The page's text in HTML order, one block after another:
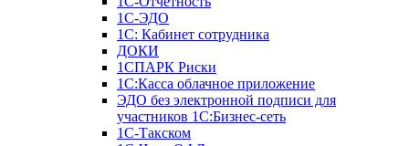
1С-ЭДО
1С: Кабинет сотрудника
ДОКИ
1СПАРК Риски
1С:Касса облачное приложение
ЭДО без электронной подписи для
участников 1С:Бизнес-сеть
1С-Такском